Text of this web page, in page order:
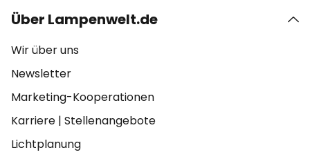
Über Lampenwelt.de
Wir über uns
Newsletter
Marketing-Kooperationen
Karriere | Stellenangebote
Lichtplanung